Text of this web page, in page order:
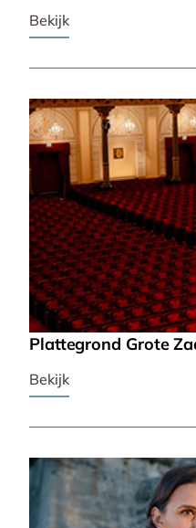
Bekijk
Plattegrond Grote
Bekijk